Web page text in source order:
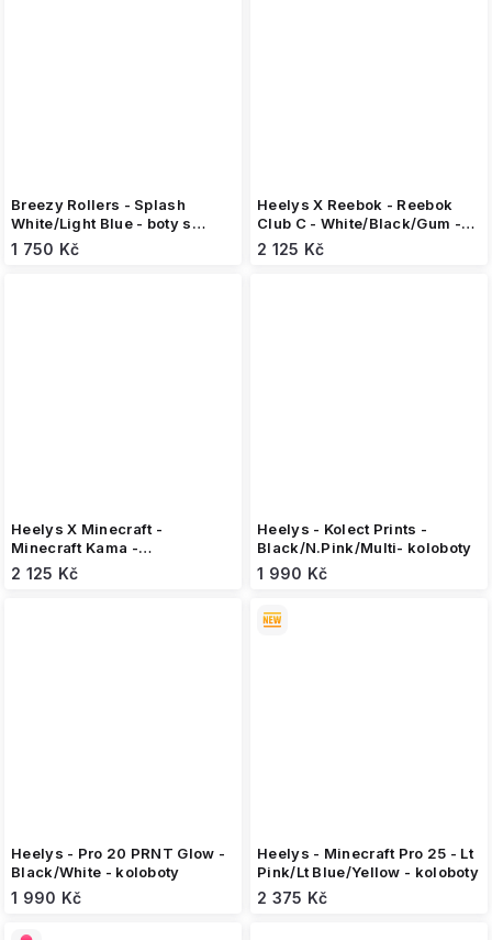
Breezy Rollers - Splash
White/Light Blue - boty s
kolečkem
1 750 Kč
Heelys X Reebok - Reebok
Club C - White/Black/Gum -
koloboty
2 125 Kč
Heelys X Minecraft -
Minecraft Kama -
White/Black/Green - koloboty
2 125 Kč
Heelys - Kolect Prints -
Black/N.Pink/Multi- koloboty
1 990 Kč
Heelys - Pro 20 PRNT Glow -
Black/White - koloboty
1 990 Kč
Heelys - Minecraft Pro 25 - Lt
Pink/Lt Blue/Yellow - koloboty
2 375 Kč